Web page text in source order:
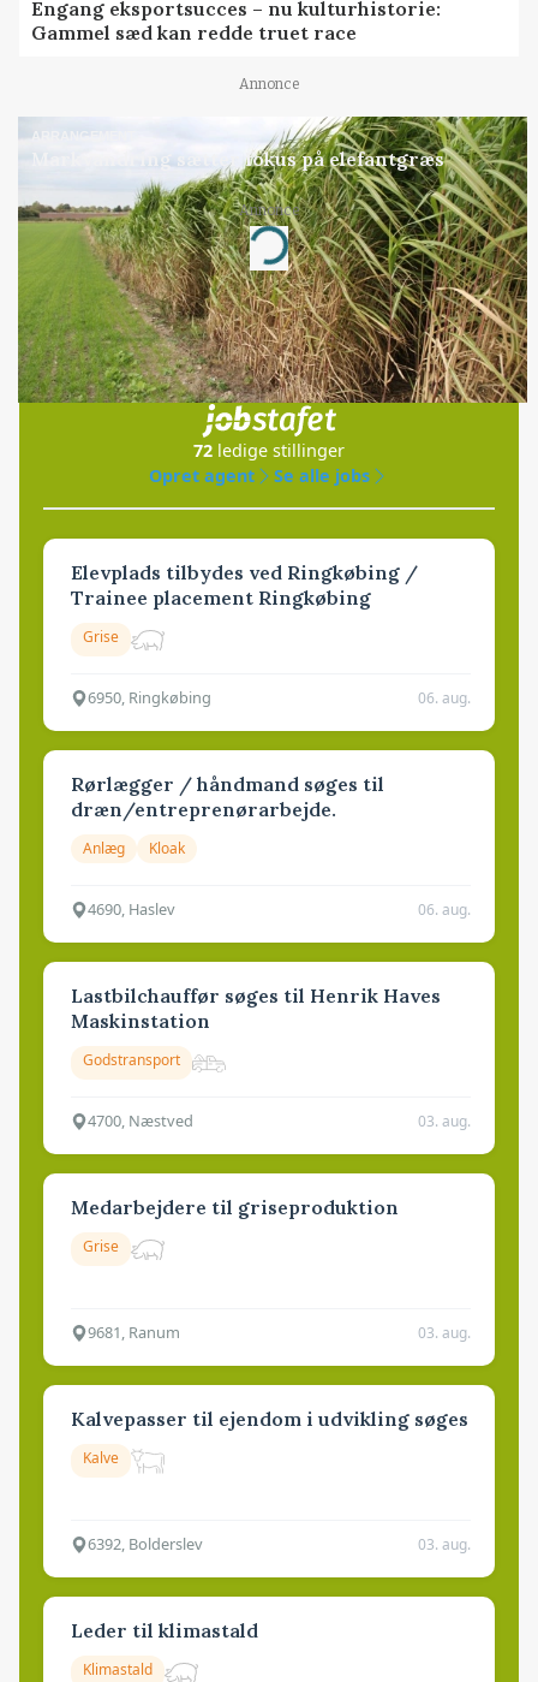
Engang eksportsucces – nu kulturhistorie:
Gammel sæd kan redde truet race
Annonce
ARRANGEMENT
Markvandring sætter fokus på elefantgræs
Annonce
Loading...
Jobs
i samarbejde med
72 ledige stillinger
Opret agent
Se alle jobs
Elevplads tilbydes ved Ringkøbing /
Trainee placement Ringkøbing
Grise
6950, Ringkøbing 06. aug.
Rørlægger / håndmand søges til
dræn/entreprenørarbejde.
Anlæg Kloak
4690, Haslev 06. aug.
Lastbilchauffør søges til Henrik Haves
Maskinstation
Godstransport
4700, Næstved 03. aug.
Medarbejdere til griseproduktion
Grise
9681, Ranum 03. aug.
Kalvepasser til ejendom i udvikling søges
Kalve
6392, Bolderslev 03. aug.
Leder til klimastald
Klimastald